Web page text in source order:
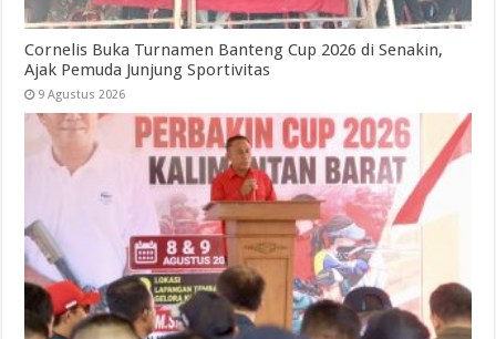
Cornelis Buka Turnamen Banteng Cup 2026 di Senakin,
Ajak Pemuda Junjung Sportivitas
9 Agustus 2026